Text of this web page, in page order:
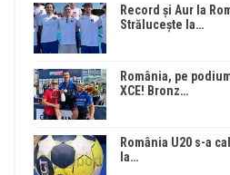
Record și Aur la
Strălucește la…
România, pe
XCE! Bronz…
România U20 s-a
la…